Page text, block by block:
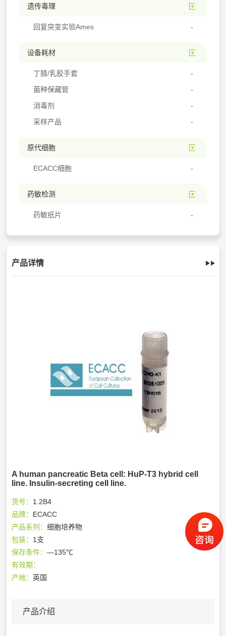
遗传毒理
回复突变实验Ames
设备耗材
丁腈/乳胶手套
菌种保藏管
消毒剂
采样产品
原代细胞
ECACC细胞
药敏检测
药敏纸片
产品详情
A human pancreatic Beta cell: HuP-T3 hybrid cell
line. Insulin-secreting cell line.
货号： 1.2B4
品牌： ECACC
产品系列：细胞培养物
包装： 1支
保存条件：—135℃
有效期：
产地：英国
产品介绍